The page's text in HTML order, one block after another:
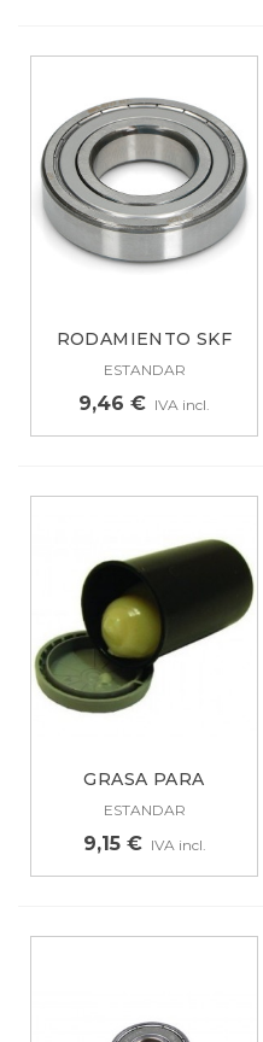
RODAMIENTO SKF
6207 ZZ,...
ESTANDAR
9,46 € IVA incl.
GRASA PARA
RODAMIENTOS
ESTANDAR
9,15 € IVA incl.